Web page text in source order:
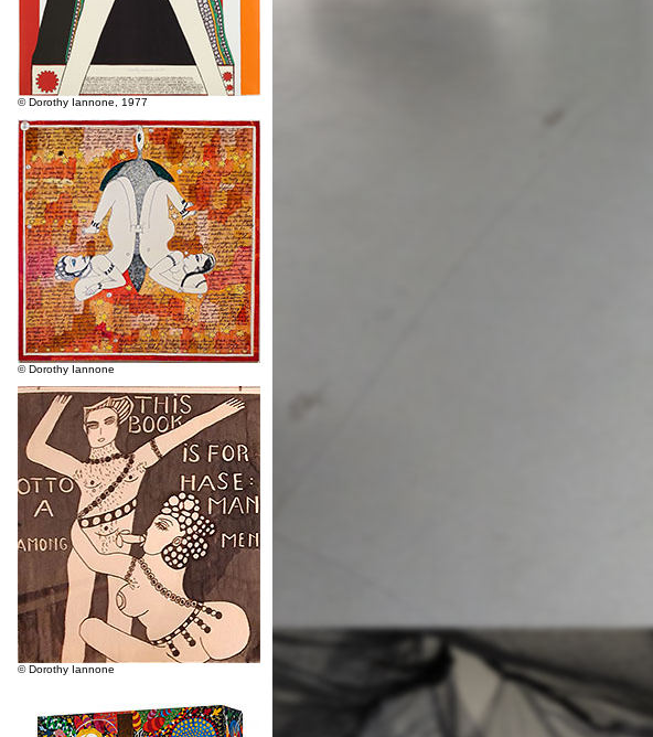
© Dorothy Iannone, 1977
© Dorothy Iannone
© Dorothy Iannone